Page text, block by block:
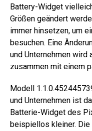
Battery-Widget
Größen geändert
immer hinsetzen, um
besuchen. Eine
und Unternehmen wird
zusammen mit einem
Modell
und Unternehmen ist
Batterie-Widget des
beispiellos kleiner.